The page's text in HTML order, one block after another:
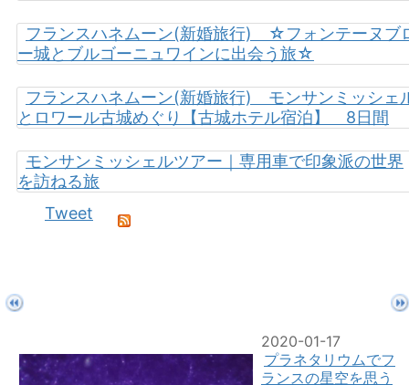
フランスハネムーン(新婚旅行) ☆フォンテーヌブ
ー城とブルゴーニュワインに出会う旅☆
フランスハネムーン(新婚旅行) モンサンミッシェ
とロワール古城めぐり【古城ホテル宿泊】 8日間
モンサンミッシェルツアー｜専用車で印象派の世界
を訪ねる旅
Tweet
2020-01-17
プラネタリウムでフ
ランスの星空を思う